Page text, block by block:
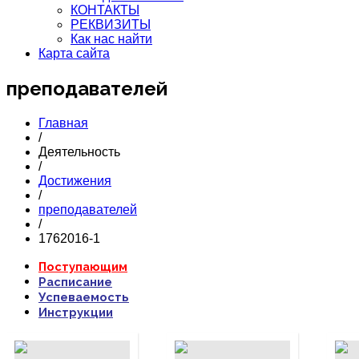
КОНТАКТЫ
РЕКВИЗИТЫ
Как нас найти
Карта сайта
преподавателей
Главная
/
Деятельность
/
Достижения
/
преподавателей
/
1762016-1
Поступающим
Расписание
Успеваемость
Инструкции